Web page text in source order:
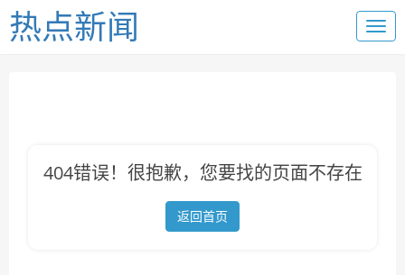
热点新闻
404错误！很抱歉，您要找的页面不存在
返回首页